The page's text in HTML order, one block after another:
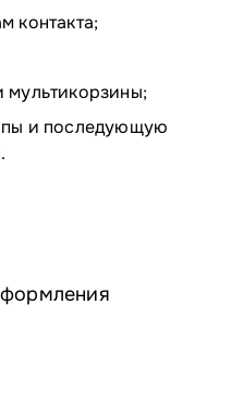
контакта;
мультикорзины;
и последующую